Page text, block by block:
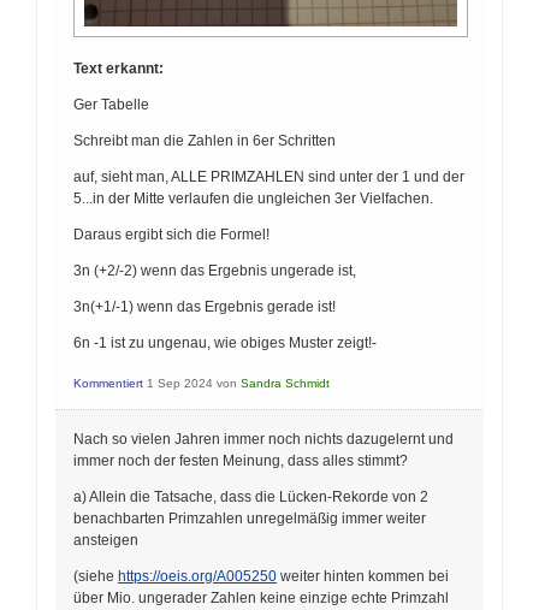
Text erkannt:
Ger Tabelle
Schreibt man die Zahlen in 6er Schritten
auf, sieht man, ALLE PRIMZAHLEN sind unter der 1 und der
5...in der Mitte verlaufen die ungleichen 3er Vielfachen.
Daraus ergibt sich die Formel!
3n (+2/-2) wenn das Ergebnis ungerade ist,
3n(+1/-1) wenn das Ergebnis gerade ist!
6n -1 ist zu ungenau, wie obiges Muster zeigt!-
Kommentiert 1 Sep 2024 von Sandra Schmidt
Nach so vielen Jahren immer noch nichts dazugelernt und
immer noch der festen Meinung, dass alles stimmt?
a) Allein die Tatsache, dass die Lücken-Rekorde von 2
benachbarten Primzahlen unregelmäßig immer weiter
ansteigen
(siehe https://oeis.org/A005250 weiter hinten kommen bei
über Mio. ungerader Zahlen keine einzige echte Primzahl